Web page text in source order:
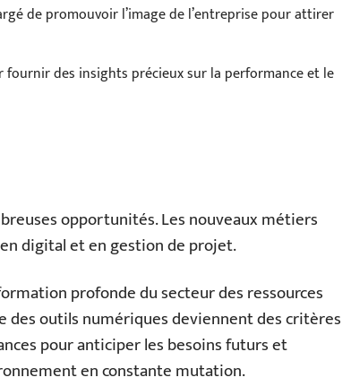
de promouvoir l’image de l’entreprise pour attirer
fournir des insights précieux sur la performance et le
opportunités. Les nouveaux métiers
digital et en gestion de projet.
profonde du secteur des ressources
des outils numériques deviennent des critères
pour anticiper les besoins futurs et
en constante mutation.